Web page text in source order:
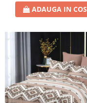
ADAUGA IN COS